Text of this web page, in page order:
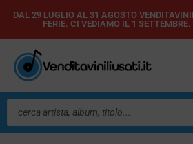
Vai
contenuto
DAL 29 LUGLIO AL 31 AGOSTO
FERIE. CI VEDIAMO IL 1
Ricerca
prodotti